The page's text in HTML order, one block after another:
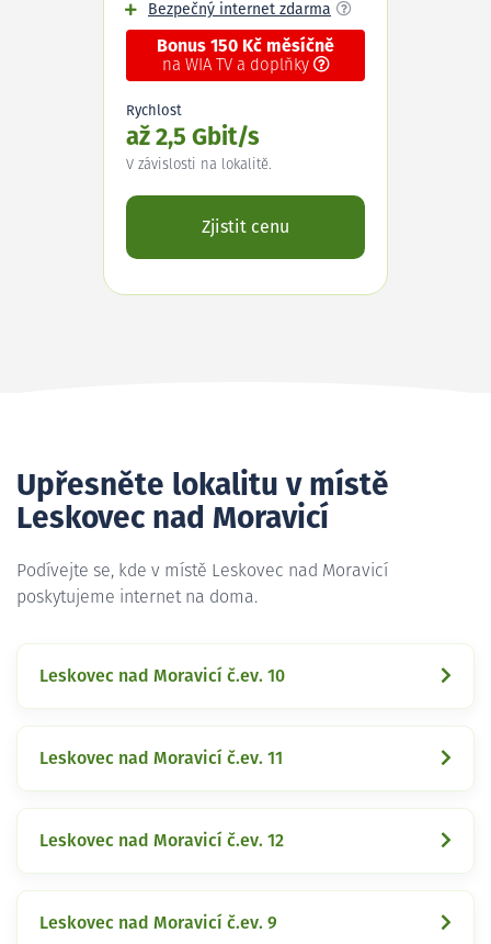
Bezpečný internet zdarma
Bonus 150 Kč měsíčně
na WIA TV a doplňky
Rychlost
až 2,5 Gbit/s
V závislosti na lokalitě.
Zjistit cenu
Upřesněte lokalitu v místě
Leskovec nad Moravicí
Podívejte se, kde v místě Leskovec nad Moravicí
poskytujeme internet na doma.
Leskovec nad Moravicí č.ev. 10
Leskovec nad Moravicí č.ev. 11
Leskovec nad Moravicí č.ev. 12
Leskovec nad Moravicí č.ev. 9